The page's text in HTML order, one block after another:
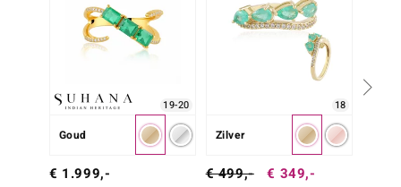
Collection
19-20
Goud
€ 1.999,-
18
Zilver
€ 499,- € 349,-